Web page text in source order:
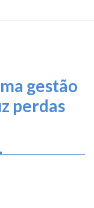
gestão
perdas